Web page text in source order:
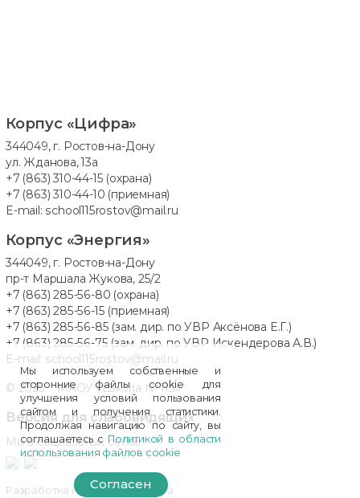
Мы используем собственные и
сторонние файлы cookie для
улучшения условий пользования
сайтом и получения статистики.
Продолжая навигацию по сайту, вы
соглашаетесь с Политикой в области
использования файлов cookie
Согласен
Корпус «Цифра»
344049, г. Ростов-на-Дону
ул. Жданова, 13а
+7 (863) 310-44-15 (охрана)
+7 (863) 310-44-10 (приемная)
E-mail: school115rostov@mail.ru
Корпус «Энергия»
344049, г. Ростов-на-Дону
пр-т Маршала Жукова, 25/2
+7 (863) 285-56-80 (охрана)
+7 (863) 285-56-15 (приемная)
+7 (863) 285-56-85 (зам. дир. по УВР Аксёнова Е.Г.)
+7 (863) 285-56-75 (зам. дир. по УВР Искендерова А.В.)
E-mail: school115rostov@mail.ru
© 2025 МАОУ «Школа № 115»
Версия для слабовидящих
Мы в социальных сетях:
Разработка и поддержка сайта